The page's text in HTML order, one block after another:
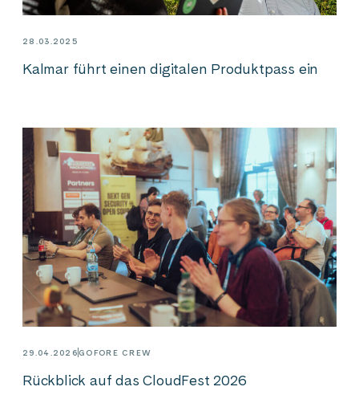
28.03.2025
Kalmar führt einen digitalen Produktpass ein
29.04.2026 GOFORE CREW
Rückblick auf das CloudFest 2026